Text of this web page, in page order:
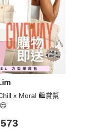
x Moral 🛍️賞幫